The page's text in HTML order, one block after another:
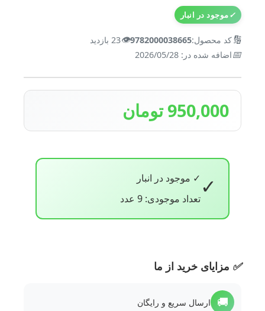
✓موجود در انبار
🔢کد محصول:9782000038665
👁️23 بازدید
📅اضافه شده در: 2026/05/28
950,000 تومان
✓ ✓ موجود در انبار
تعداد موجودی: 9 عدد
✅ مزایای خرید از ما
🚚 ارسال سریع و رایگان